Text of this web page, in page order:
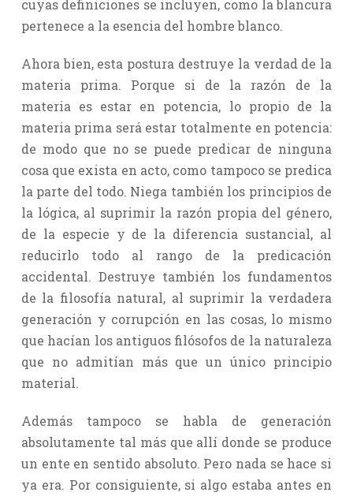
cuyas definiciones se incluyen, como la blancura
pertenece a la esencia del hombre blanco.
Ahora bien, esta postura destruye la verdad de la
materia prima. Porque si de la razón de la
materia es estar en potencia, lo propio de la
materia prima será estar totalmente en potencia:
de modo que no se puede predicar de ninguna
cosa que exista en acto, como tampoco se predica
la parte del todo. Niega también los principios de
la lógica, al suprimir la razón propia del género,
de la especie y de la diferencia sustancial, al
reducirlo todo al rango de la predicación
accidental. Destruye también los fundamentos
de la filosofía natural, al suprimir la verdadera
generación y corrupción en las cosas, lo mismo
que hacían los antiguos filósofos de la naturaleza
que no admitían más que un único principio
material.
Además tampoco se habla de generación
absolutamente tal más que allí donde se produce
un ente en sentido absoluto. Pero nada se hace si
ya era. Por consiguiente, si algo estaba antes en